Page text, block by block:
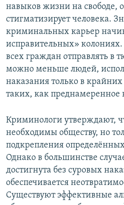
навыков жизни на свободе,
стигматизирует человека.
криминальных карьер
исправительных»
всех граждан отправлять в
можно меньше людей,
наказания только в
таких, как преднамеренное
Криминологи утверждают,
необходимы обществу, но
подкрепления
Однако в большинстве
достигнута без суровых
обеспечивается
Существуют эффективные